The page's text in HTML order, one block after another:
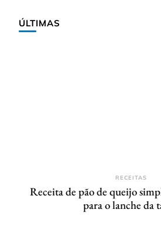
ÚLTIMAS
RECEITAS
Receita de pão de queijo
para o lanche da